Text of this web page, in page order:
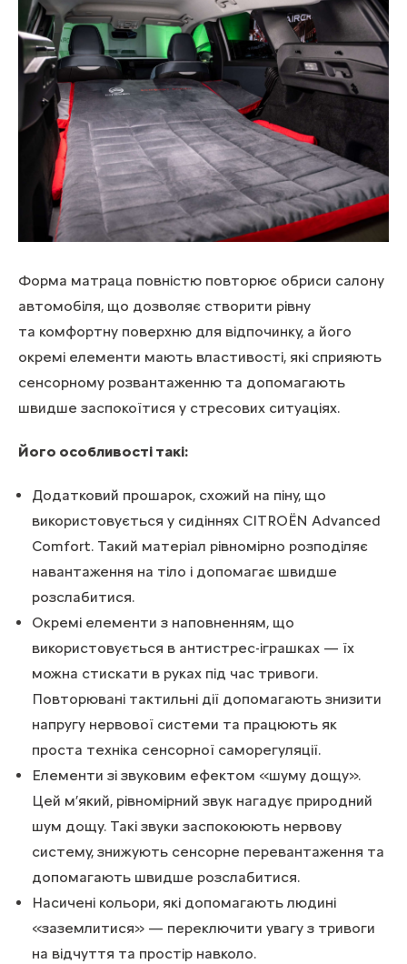
Форма матраца повністю повторює обриси салону
автомобіля, що дозволяє створити рівну
та комфортну поверхню для відпочинку, а його
окремі елементи мають властивості, які сприяють
сенсорному розвантаженню та допомагають
швидше заспокоїтися у стресових ситуаціях.
Його особливості такі:
Додатковий прошарок, схожий на піну, що
використовується у сидіннях CITROËN Advanced
Comfort. Такий матеріал рівномірно розподіляє
навантаження на тіло і допомагає швидше
розслабитися.
Окремі елементи з наповненням, що
використовується в антистрес-іграшках — їх
можна стискати в руках під час тривоги.
Повторювані тактильні дії допомагають знизити
напругу нервової системи та працюють як
проста техніка сенсорної саморегуляції.
Елементи зі звуковим ефектом «шуму дощу».
Цей м’який, рівномірний звук нагадує природний
шум дощу. Такі звуки заспокоюють нервову
систему, знижують сенсорне перевантаження та
допомагають швидше розслабитися.
Насичені кольори, які допомагають людині
«заземлитися» — переключити увагу з тривоги
на відчуття та простір навколо.